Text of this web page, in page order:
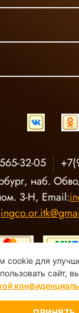
32-05
наб.
3-Н, Email:
cookie для
сайт,